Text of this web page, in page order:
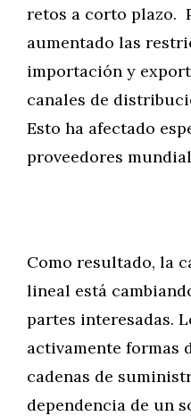
retos a corto plazo.
aumentado las
importación y
canales de
Esto ha afectado
proveedores
Como resultado, la
lineal está
partes interesadas.
activamente formas
cadenas de
dependencia de un